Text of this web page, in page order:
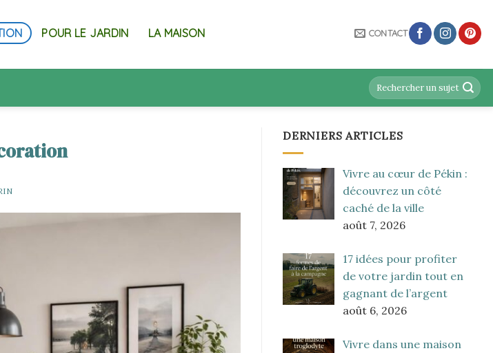
POUR LE JARDIN LA MAISON CONTACT
DERNIERS ARTICLES
Vivre au cœur de Pékin :
découvrez un côté
caché de la ville
août 7, 2026
17 idées pour profiter
de votre jardin tout en
gagnant de l’argent
août 6, 2026
Vivre dans une maison